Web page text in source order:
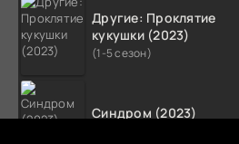
Другие: Проклятие
кукушки (2023)
(1-5 сезон)
Синдром (2023)